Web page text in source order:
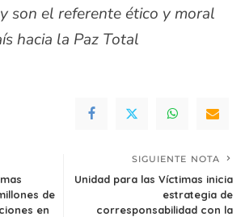
son el referente ético y moral
hacia la Paz Total
de
en
SIGUIENTE NOTA
Unidad para las Víctimas inicia
estrategia de
corresponsabilidad con la